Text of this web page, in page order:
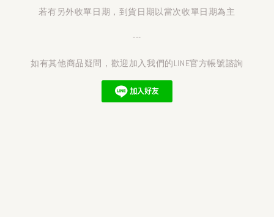
若有另外收單日期，到貨日期以當次收單日期為主
---
如有其他商品疑問，歡迎加入我們的LINE官方帳號諮詢